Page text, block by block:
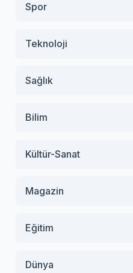
Spor
Teknoloji
Sağlık
Bilim
Kültür-Sanat
Magazin
Eğitim
Dünya